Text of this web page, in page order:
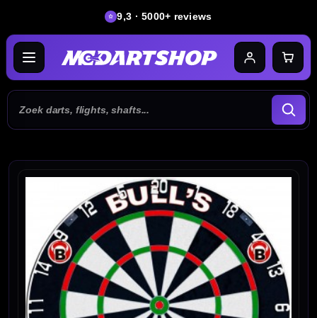
9,3 · 5000+ reviews